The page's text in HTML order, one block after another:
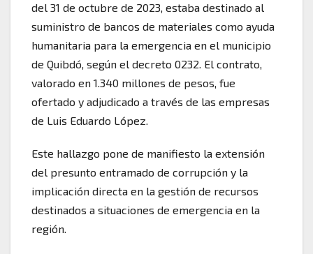
del 31 de octubre de 2023, estaba destinado al
suministro de bancos de materiales como ayuda
humanitaria para la emergencia en el municipio
de Quibdó, según el decreto 0232. El contrato,
valorado en 1.340 millones de pesos, fue
ofertado y adjudicado a través de las empresas
de Luis Eduardo López.
Este hallazgo pone de manifiesto la extensión
del presunto entramado de corrupción y la
implicación directa en la gestión de recursos
destinados a situaciones de emergencia en la
región.